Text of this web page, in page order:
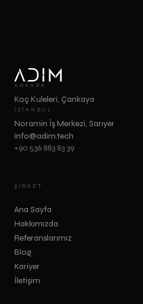
ANKARA
Koç Kuleleri, Çankaya
İSTANBUL
Noramin İş Merkezi, Sarıyer
info@adim.tech
+90 536 883 83 39
ŞIRKET
Ana Sayfa
Hakkımızda
Referanslarımız
Blog
Kariyer
İletişim